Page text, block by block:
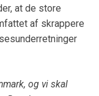
at de store
af skrappere
og vi skal